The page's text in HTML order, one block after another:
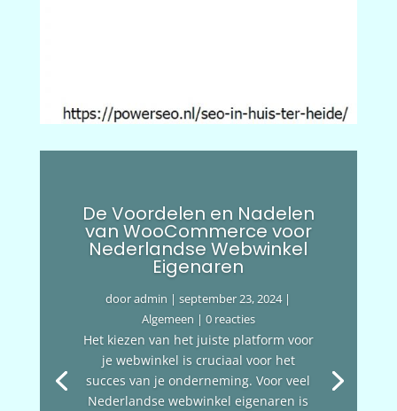
De Voordelen en Nadelen
van WooCommerce voor
Nederlandse Webwinkel
Eigenaren
dooradmin |september 23, 2024|
Algemeen | 0 reacties
Het kiezen van het juiste platform voor
je webwinkel is cruciaal voor het
succes van je onderneming. Voor veel
Nederlandse webwinkel eigenaren is